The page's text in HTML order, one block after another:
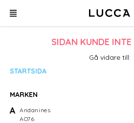
SIDAN KUNDE
Gå vidare till:
STARTSIDA
MARKEN
A Andanines
AO76